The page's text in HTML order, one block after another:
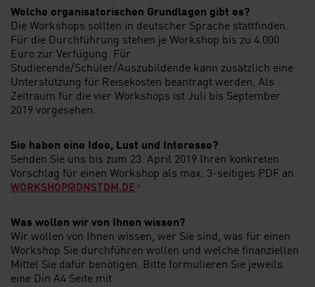
Welche organisatorischen Grundlagen gibt es?
Die Workshops sollten in deutscher Sprache stattfinden.
Für die Durchführung stehen je Workshop bis zu 4.000
Euro zur Verfügung. Für
Studierende/Schüler/Auszubildende kann zusätzlich eine
Unterstützung für Reisekosten beantragt werden. Als
Zeitraum für die vier Workshops ist Juli bis September
2019 vorgesehen.
Sie haben eine Idee, Lust und Interesse?
Senden Sie uns bis zum 23. April 2019 Ihren konkreten
Vorschlag für einen Workshop als max. 3-seitiges PDF an
WORKSHOP@DNSTDM.DE
Was wollen wir von Ihnen wissen?
Wir wollen von Ihnen wissen, wer Sie sind, was für einen
Workshop Sie durchführen wollen und welche finanziellen
Mittel Sie dafür benötigen. Bitte formulieren Sie jeweils
eine Din A4 Seite mit